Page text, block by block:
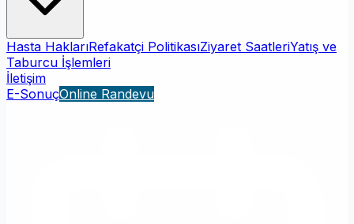
Hasta HaklarıRefakatçi PolitikasıZiyaret SaatleriYatış ve
Taburcu İşlemleri
İletişim
E-SonuçOnline Randevu